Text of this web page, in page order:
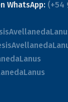
WhatsApp: (+54